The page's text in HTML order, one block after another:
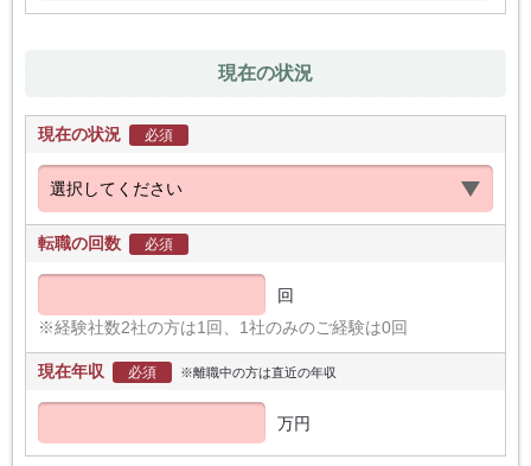
現在の状況
現在の状況 必須
転職の回数 必須
回
※経験社数2社の方は1回、1社のみのご経験は0回
現在年収 必須 ※離職中の方は直近の年収
万円